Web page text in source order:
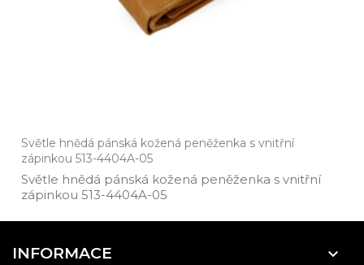
Světle hnědá pánská kožená peněženka s vnitřní
zápinkou 513-4404A-05
Světle hnědá pánská kožená peněženka s vnitřní
zápinkou 513­-4404A­-05
INFORMACE 